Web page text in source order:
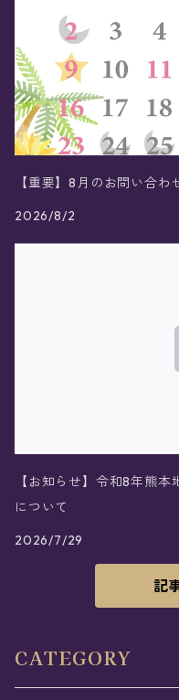
【重要】8月のお問い合
2026/8/2
【お知らせ】令和8年熊
について
2026/7/29
記
CATEGORY